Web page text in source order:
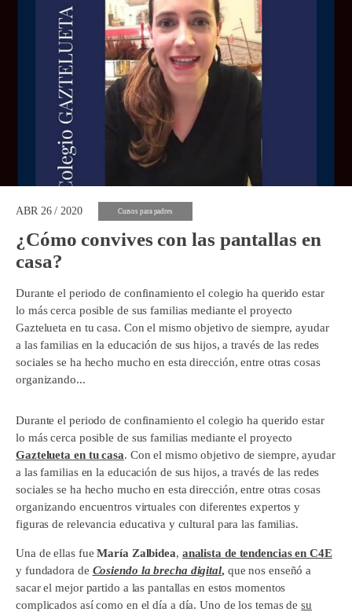
ABR 26 / 2020 Cursos para padres
¿Cómo convives con las pantallas en
casa?
Durante el periodo de confinamiento el colegio ha querido estar
lo más cerca posible de sus familias mediante el proyecto
Gaztelueta en tu casa. Con el mismo objetivo de siempre, ayudar
a las familias en la educación de sus hijos, a través de las redes
sociales se ha hecho mucho en esta dirección, entre otras cosas
organizando...
Durante el periodo de confinamiento el colegio ha querido estar
lo más cerca posible de sus familias mediante el proyecto
Gaztelueta en tu casa. Con el mismo objetivo de siempre, ayudar
a las familias en la educación de sus hijos, a través de las redes
sociales se ha hecho mucho en esta dirección, entre otras cosas
organizando encuentros virtuales con diferentes expertos y
figuras de relevancia educativa y cultural para las familias.
Una de ellas fueMaría Zalbidea, analista de tendencias en C4E
y fundadora de Cosiendo la brecha digital, que nos enseñó a
sacar el mejor partido a las pantallas en estos momentos
complicados así como en el día a día. Uno de los temas desu